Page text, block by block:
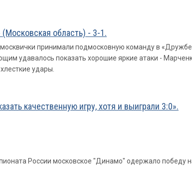
область) - 3-1.
принимали подмосковную команду в
удавалось показать хорошие яркие атаки -
удары.
качественную игру, хотя и выиграли 3:0».
России московское "Динамо" одержало